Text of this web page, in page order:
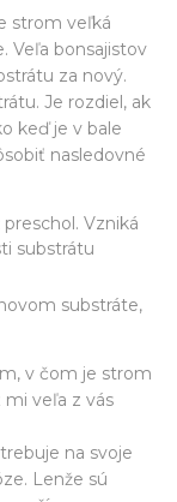
strom veľká
Veľa bonsajistov
za nový.
Je rozdiel, ak
keď je v bale
nasledovné
Vzniká
substrátu
substráte,
v čom je strom
mi veľa z vás
na svoje
Lenže sú